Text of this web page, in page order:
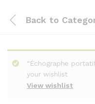
Back to
View wishlist
“Échographe
your wishlist